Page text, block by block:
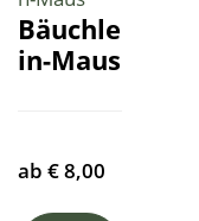
Bäuchle
in-Maus
ab €8,00